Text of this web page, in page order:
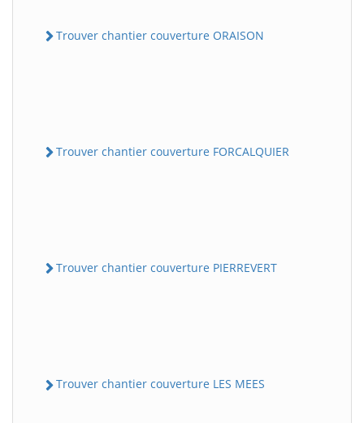
Trouver chantier couverture ORAISON
Trouver chantier couverture FORCALQUIER
Trouver chantier couverture PIERREVERT
Trouver chantier couverture LES MEES